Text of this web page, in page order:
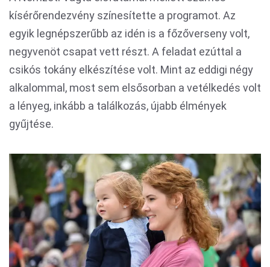
kísérőrendezvény színesítette a programot. Az
egyik legnépszerűbb az idén is a főzőverseny volt,
negyvenöt csapat vett részt. A feladat ezúttal a
csikós tokány elkészítése volt. Mint az eddigi négy
alkalommal, most sem elsősorban a vetélkedés volt
a lényeg, inkább a találkozás, újabb élmények
gyűjtése.